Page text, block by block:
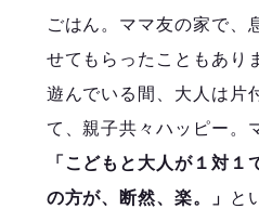
ごはん。ママ友の家で、
せてもらったこともあり
遊んでいる間、大人は片
て、親子共々ハッピー。
「こどもと大人が１対１
の方が、断然、楽。」
と